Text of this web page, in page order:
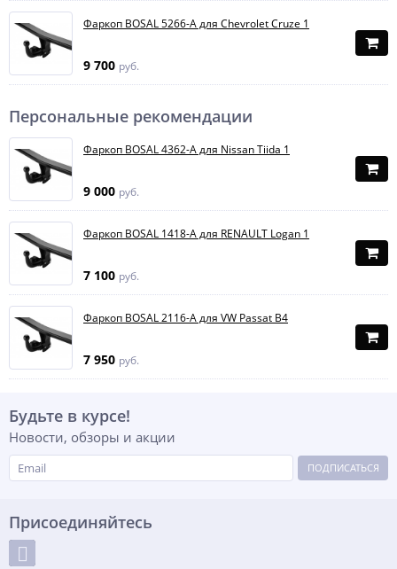
Фаркоп BOSAL 5266-A для Chevrolet Cruze 1
9 700 руб.
Персональные рекомендации
Фаркоп BOSAL 4362-A для Nissan Tiida 1
9 000 руб.
Фаркоп BOSAL 1418-A для RENAULT Logan 1
7 100 руб.
Фаркоп BOSAL 2116-A для VW Passat B4
7 950 руб.
Будьте в курсе!
Новости, обзоры и акции
ПОДПИСАТЬСЯ
Присоединяйтесь